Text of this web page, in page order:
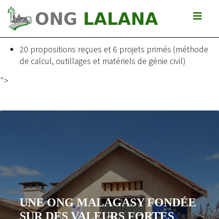
Concours de présentation de mini-projets pour contribuer à
l\'amélioration et à la vulgarisation des techniques
innovatrices dans le domaine du génie civil.
20 propositions reçues et 6 projets primés (méthode
de calcul, outillages et matériels de génie civil)
">
UNE ONG MALAGASY FONDÉE
SUR DES VALEURS FORTES